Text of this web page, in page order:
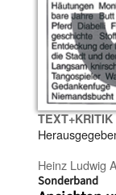
TEXT+KRITIK
Heinz Ludwig
Sonderband